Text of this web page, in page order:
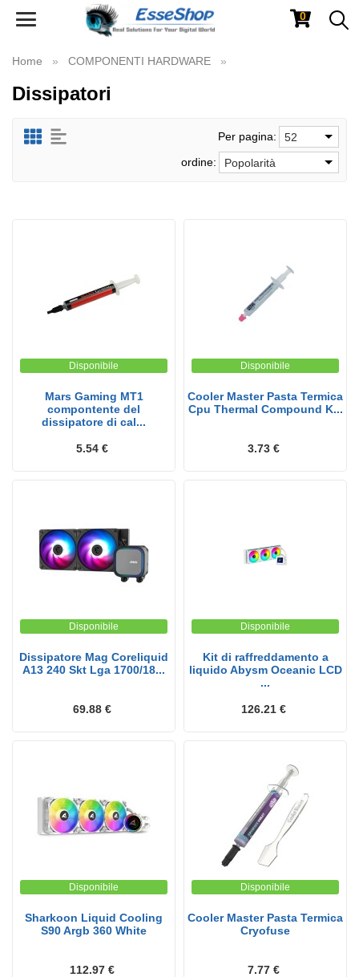
Toggle
0
Home COMPONENTI HARDWARE
Dissipatori
Per pagina:
52
ordine:
Popolarità
Disponibile
Mars Gaming MT1
compontente del
dissipatore di cal...
5.54 €
Disponibile
Cooler Master Pasta Termica
Cpu Thermal Compound K...
3.73 €
Disponibile
Dissipatore Mag Coreliquid
A13 240 Skt Lga 1700/18...
69.88 €
Disponibile
Kit di raffreddamento a
liquido Abysm Oceanic LCD
...
126.21 €
Disponibile
Sharkoon Liquid Cooling
S90 Argb 360 White
112.97 €
Disponibile
Cooler Master Pasta Termica
Cryofuse
7.77 €